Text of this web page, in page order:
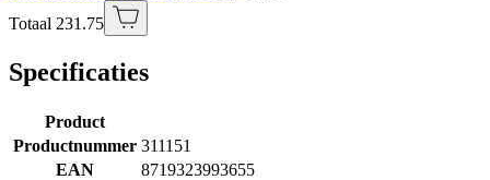
Totaal 231.75
Specificaties
Product
Productnummer 311151
EAN
8719323993655